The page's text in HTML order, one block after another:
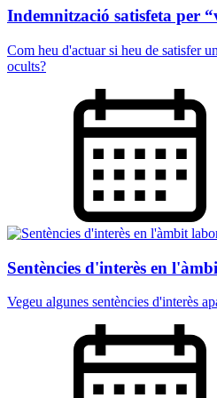
Indemnització satisfeta per
Com heu d'actuar si heu de satisfer
ocults?
Sentències d'interès en
Vegeu algunes sentències d'interès